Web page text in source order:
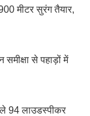
मीटर सुरंग तैयार,
से पहाड़ों में
94 लाउडस्पीकर